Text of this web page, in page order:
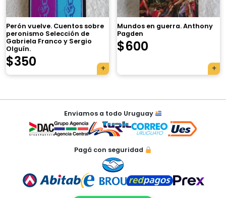
Perón vuelve. Cuentos sobre
peronismo Selección de
Gabriela Franco y Sergio
Olguín.
$350
Mundos en guerra. Anthony
Pagden
$600
Navegación
entradas
Enviamos a todo Uruguay
Pagá con seguridad
×
Tu carrito está vacío.
automáticamente.